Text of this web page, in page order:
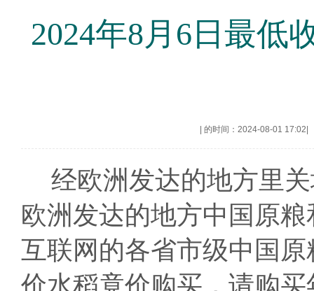
2024年8月6日最
的时间：2024-08-01 17:02
经欧洲发达的地方里
欧洲发达的地方中国原
互联网的各省市级中国
价水稻竟价购买，请购